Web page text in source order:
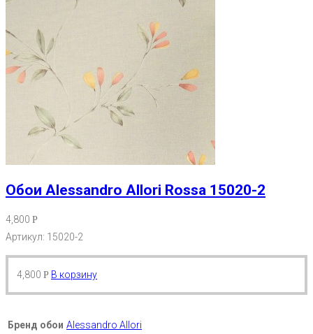
Обои Alessandro Allori Rossa 15020-2
4,800 Р
Артикул: 15020-2
4,800 Р В корзину
Бренд обои Alessandro Allori